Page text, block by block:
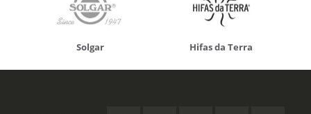
Solgar Hifas da Terra